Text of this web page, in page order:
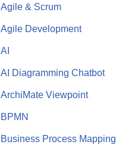
Agile & Scrum
Agile Development
AI
AI Diagramming Chatbot
ArchiMate Viewpoint
BPMN
Business Process Mapping